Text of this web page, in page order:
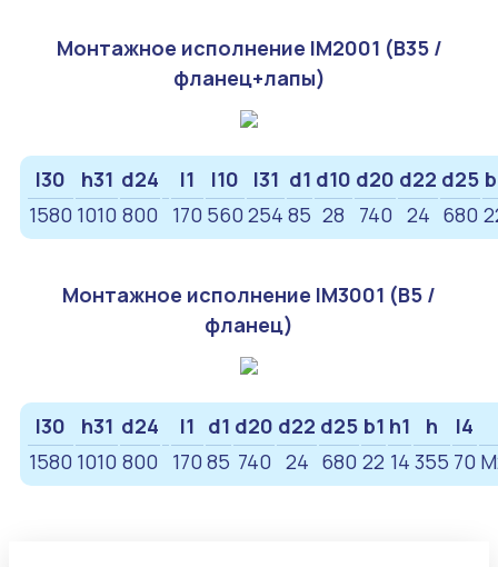
Монтажное исполнение IM2001 (B35 /
фланец+лапы)
l30 h31 d24 l1 l10 l31 d1 d10 d20 d22 d25
1580 1010 800 170 560 254 85 28 740 24 680
Монтажное исполнение IM3001 (B5 /
фланец)
l30 h31 d24 l1 d1 d20 d22 d25 b1 h1 h l4
1580 1010 800 170 85 740 24 680 22 14 355 70